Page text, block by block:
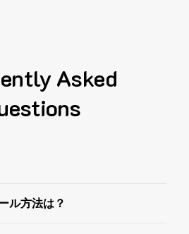
Asked
ル方法は？